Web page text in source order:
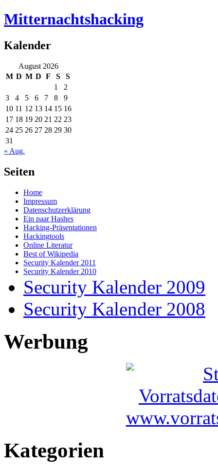
Mitternachtshacking
Kalender
August 2026
M D M D F S
S
1
2
3
4 5 6 7 8
9
10 11 12 13 14 15 16
17 18 19 20 21 22 23
24 25 26 27 28 29 30
31
« Aug.
Seiten
Home
Impressum
Datenschutzerklärung
Ein paar Hashes
Hacking-Präsentationen
Hackingtools
Online Literatur
Best of Wikipedia
Security Kalender 2011
Security Kalender 2010
Security Kalender 2009
Security Kalender 2008
Werbung
Kategorien